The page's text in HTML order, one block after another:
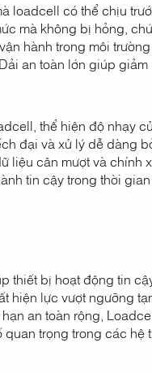
loadcell có thể chịu
mà không bị hỏng,
hành trong môi
an toàn lớn giúp
thể hiện độ nhạy
đại và xử lý dễ dàng
liệu cân mượt và chính
tin cậy trong thời
thiết bị hoạt động tin
lực vượt ngưỡng
an toàn rộng,
trọng trong các